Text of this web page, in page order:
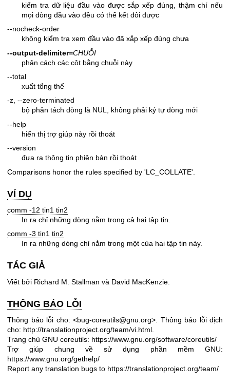
kiểm tra dữ liệu đầu vào được sắp xếp đúng, thậm chí nếu
mọi dòng đầu vào đều có thể kết đôi được
--nocheck-order
không kiểm tra xem đầu vào đã xắp xếp đúng chưa
--output-delimiter=CHUỖI
phân cách các cột bằng chuỗi này
--total
xuất tổng thể
-z, --zero-terminated
bộ phân tách dòng là NUL, không phải ký tự dòng mới
--help
hiển thị trợ giúp này rồi thoát
--version
đưa ra thông tin phiên bản rồi thoát
Comparisons honor the rules specified by 'LC_COLLATE'.
VÍ DỤ
comm -12 tin1 tin2
In ra chỉ những dòng nằm trong cả hai tập tin.
comm -3 tin1 tin2
In ra những dòng chỉ nằm trong một của hai tập tin này.
TÁC GIẢ
Viết bởi Richard M. Stallman và David MacKenzie.
THÔNG BÁO LỖI
Thông báo lỗi cho: <bug-coreutils@gnu.org>. Thông báo lỗi dịch
cho: http://translationproject.org/team/vi.html.
Trang chủ GNU coreutils: https://www.gnu.org/software/coreutils/
Trợ giúp chung về sử dụng phần mềm GNU:
https://www.gnu.org/gethelp/
Report any translation bugs to https://translationproject.org/team/